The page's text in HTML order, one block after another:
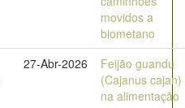
movidos a
biometano
27-Abr-2026
Feijão guandu
(Cajanus cajan)
na alimentação